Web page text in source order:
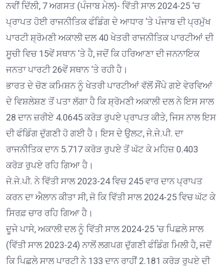
ਨਵੀਂ ਦਿੱਲੀ, 7 ਅਗਸਤ (ਪੰਜਾਬ ਮੇਲ)- ਵਿੱਤੀ ਸਾਲ 2024-25 ‘ਚ
ਪ੍ਰਾਪਤ ਹੋਈ ਰਾਜਨੀਤਿਕ ਫੰਡਿੰਗ ਦੇ ਆਧਾਰ ‘ਤੇ ਪੰਜਾਬ ਦੀ ਪ੍ਰਮੁੱਖ
ਪਾਰਟੀ ਸ਼੍ਰੋਮਣੀ ਅਕਾਲੀ ਦਲ 40 ਖੇਤਰੀ ਰਾਜਨੀਤਿਕ ਪਾਰਟੀਆਂ ਦੀ
ਸੂਚੀ ਵਿਚ 15ਵੇਂ ਸਥਾਨ ‘ਤੇ ਹੈ, ਜਦੋਂ ਕਿ ਹਰਿਆਣਾ ਦੀ ਜਨਨਾਇਕ
ਜਨਤਾ ਪਾਰਟੀ 26ਵੇਂ ਸਥਾਨ ‘ਤੇ ਰਹੀ ਹੈ।
ਭਾਰਤ ਦੇ ਚੋਣ ਕਮਿਸ਼ਨ ਨੂੰ ਖੇਤਰੀ ਪਾਰਟੀਆਂ ਵੱਲੋਂ ਸੌਂਪੇ ਗਏ ਵੇਰਵਿਆਂ
ਦੇ ਵਿਸ਼ਲੇਸ਼ਣ ਤੋਂ ਪਤਾ ਲੱਗਾ ਹੈ ਕਿ ਸ਼੍ਰੋਮਣੀ ਅਕਾਲੀ ਦਲ ਨੇ ਇਸ ਸਾਲ
28 ਦਾਨ ਜ਼ਰੀਏ 4.0645 ਕਰੋੜ ਰੁਪਏ ਪ੍ਰਾਪਤ ਕੀਤੇ, ਜਿਸ ਨਾਲ ਇਸ
ਦੀ ਫੰਡਿੰਗ ਦੁੱਗਣੀ ਹੋ ਗਈ ਹੈ। ਇਸ ਦੇ ਉਲਟ, ਜੇ.ਜੇ.ਪੀ. ਦਾ
ਰਾਜਨੀਤਿਕ ਦਾਨ 5.717 ਕਰੋੜ ਰੁਪਏ ਤੋਂ ਘੱਟ ਕੇ ਮਹਿਜ਼ 0.403
ਕਰੋੜ ਰੁਪਏ ਰਹਿ ਗਿਆ ਹੈ।
ਜੇ.ਜੇ.ਪੀ. ਨੇ ਵਿੱਤੀ ਸਾਲ 2023-24 ਵਿਚ 245 ਵਾਰ ਦਾਨ ਪ੍ਰਾਪਤ
ਕਰਨ ਦਾ ਐਲਾਨ ਕੀਤਾ ਸੀ, ਜੋ ਕਿ ਵਿੱਤੀ ਸਾਲ 2024-25 ਵਿਚ ਘੱਟ ਕੇ
ਸਿਰਫ਼ ਚਾਰ ਰਹਿ ਗਿਆ ਹੈ।
ਦੂਜੇ ਪਾਸੇ, ਅਕਾਲੀ ਦਲ ਨੂੰ ਵਿੱਤੀ ਸਾਲ 2024-25 ‘ਚ ਪਿਛਲੇ ਸਾਲ
(ਵਿੱਤੀ ਸਾਲ 2023-24) ਨਾਲੋਂ ਲਗਪਗ ਦੁੱਗਣੀ ਫੰਡਿੰਗ ਮਿਲੀ ਹੈ, ਜਦੋਂ
ਕਿ ਪਿਛਲੇ ਸਾਲ ਪਾਰਟੀ ਨੇ 133 ਦਾਨ ਰਾਹੀਂ 2.181 ਕਰੋੜ ਰੁਪਏ ਦੀ